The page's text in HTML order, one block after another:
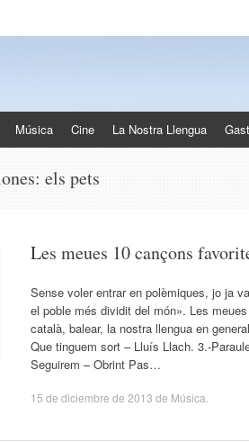
Música Cine La Nostra Llengua
els pets
Les meues 10 cançons
Sense voler entrar en polèmiques, jo ja
el poble més dividit del món». Les
català, balear, la nostra llengua en
Que tinguem sort – Lluís Llach. 3.-
Seguirem – Obrint Pas…
15 de diciembre de 2013 de Música